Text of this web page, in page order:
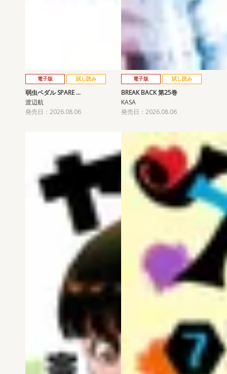
電子版 試し読み
弱虫ペダル SPARE …
渡辺航
発売日：2026.08.06
電子版 試し読み
BREAK BACK 第25巻
KASA
発売日：2026.08.06